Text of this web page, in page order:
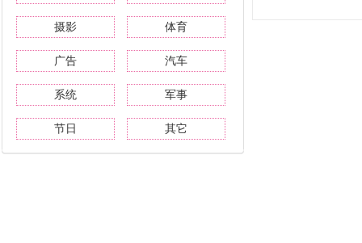
摄影 体育
广告 汽车
系统 军事
节日 其它